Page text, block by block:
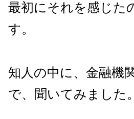
最初にそれを感じた
す。
知人の中に、金融機
で、聞いてみました。